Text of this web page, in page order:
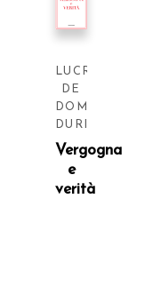
LUCREZIA
DE
DOMIZIO
DURINI
Vergogna
e
verità